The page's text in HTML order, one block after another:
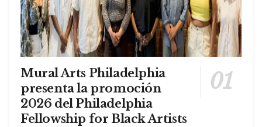
Mural Arts Philadelphia
presenta la promoción
2026 del Philadelphia
Fellowship for Black Artists